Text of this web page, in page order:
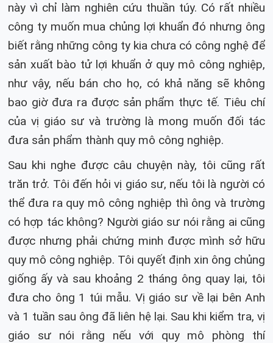
này vì chỉ làm nghiên cứu thuần túy. Có rất nhiều
công ty muốn mua chủng lợi khuẩn đó nhưng ông
biết rằng những công ty kia chưa có công nghệ để
sản xuất bào tử lợi khuẩn ở quy mô công nghiệp,
như vậy, nếu bán cho họ, có khả năng sẽ không
bao giờ đưa ra được sản phẩm thực tế. Tiêu chí
của vị giáo sư và trường là mong muốn đối tác
đưa sản phẩm thành quy mô công nghiệp.
Sau khi nghe được câu chuyện này, tôi cũng rất
trăn trở. Tôi đến hỏi vị giáo sư, nếu tôi là người có
thể đưa ra quy mô công nghiệp thì ông và trường
có hợp tác không? Người giáo sư nói rằng ai cũng
được nhưng phải chứng minh được mình sở hữu
quy mô công nghiệp. Tôi quyết định xin ông chủng
giống ấy và sau khoảng 2 tháng ông quay lại, tôi
đưa cho ông 1 túi mẫu. Vị giáo sư về lại bên Anh
và 1 tuần sau ông đã liên hệ lại. Sau khi kiểm tra, vị
giáo sư nói rằng nếu với quy mô phòng thí